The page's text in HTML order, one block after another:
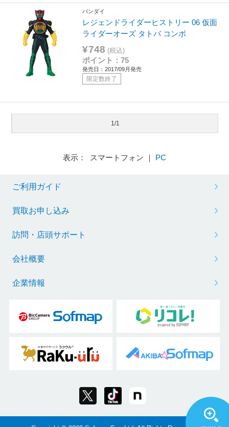
バンダイ
レジェンドライダーヒストリー 06 仮面
ライダーオーズ タトバ コンボ
¥748 (税込)
ポイント：75
発売日：2017/09月発売
限定数終了
1/1
表示： スマートフォン ｜ PC
ご利用ガイド
買取お申し込み
訪問・店頭サポート
会社概要
企業情報